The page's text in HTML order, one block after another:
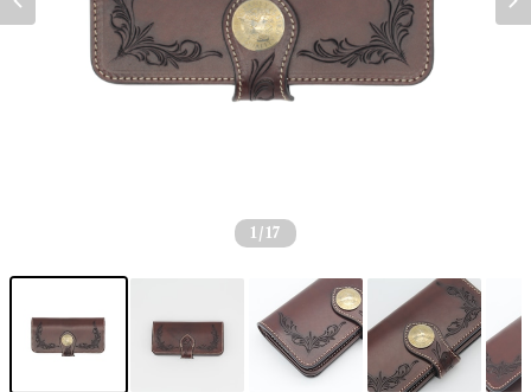
1 /17